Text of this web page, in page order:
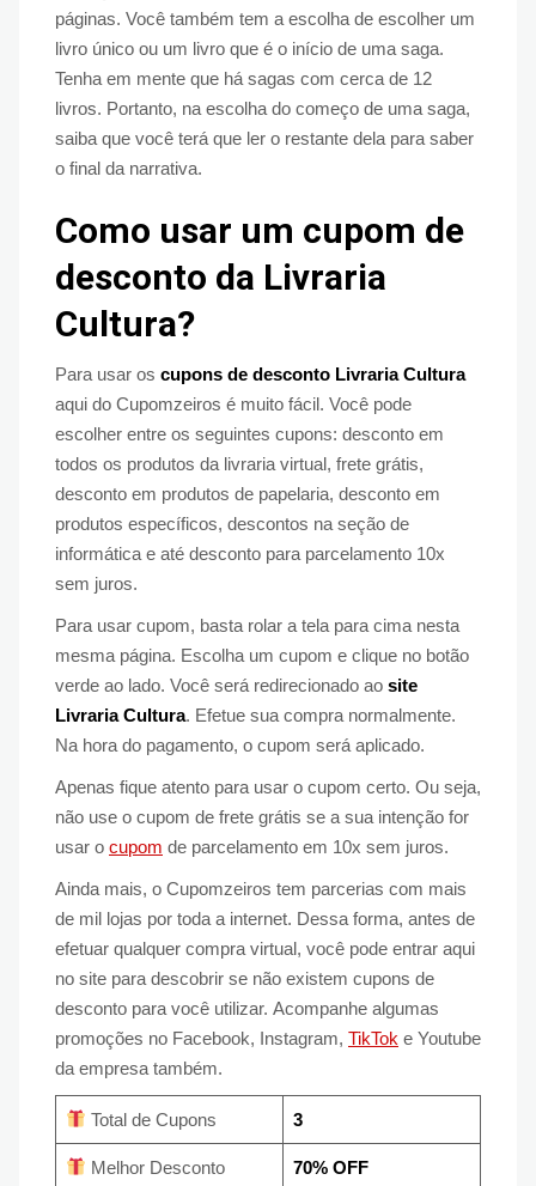
páginas. Você também tem a escolha de escolher um
livro único ou um livro que é o início de uma saga.
Tenha em mente que há sagas com cerca de 12
livros. Portanto, na escolha do começo de uma saga,
saiba que você terá que ler o restante dela para saber
o final da narrativa.
Como usar um cupom de
desconto da Livraria
Cultura?
Para usar os cupons de desconto Livraria Cultura
aqui do Cupomzeiros é muito fácil. Você pode
escolher entre os seguintes cupons: desconto em
todos os produtos da livraria virtual, frete grátis,
desconto em produtos de papelaria, desconto em
produtos específicos, descontos na seção de
informática e até desconto para parcelamento 10x
sem juros.
Para usar cupom, basta rolar a tela para cima nesta
mesma página. Escolha um cupom e clique no botão
verde ao lado. Você será redirecionado ao site
Livraria Cultura. Efetue sua compra normalmente.
Na hora do pagamento, o cupom será aplicado.
Apenas fique atento para usar o cupom certo. Ou seja,
não use o cupom de frete grátis se a sua intenção for
usar o cupom de parcelamento em 10x sem juros.
Ainda mais, o Cupomzeiros tem parcerias com mais
de mil lojas por toda a internet. Dessa forma, antes de
efetuar qualquer compra virtual, você pode entrar aqui
no site para descobrir se não existem cupons de
desconto para você utilizar. Acompanhe algumas
promoções no Facebook, Instagram, TikTok e Youtube
da empresa também.
Total de Cupons 3
Melhor Desconto 70% OFF